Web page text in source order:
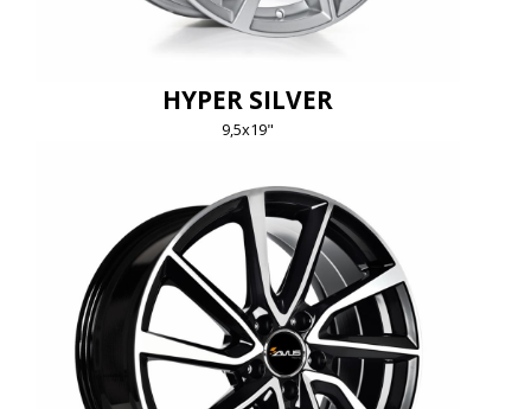
HYPER SILVER
9,5x19"